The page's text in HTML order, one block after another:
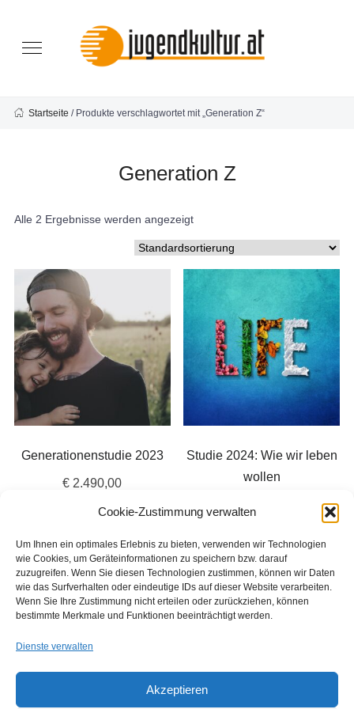
Cookie-Zustimmung verwalten
Um Ihnen ein optimales Erlebnis zu bieten, verwenden wir Technologien
wie Cookies, um Geräteinformationen zu speichern bzw. darauf
zuzugreifen. Wenn Sie diesen Technologien zustimmen, können wir Daten
wie das Surfverhalten oder eindeutige IDs auf dieser Website verarbeiten.
Wenn Sie Ihre Zustimmung nicht erteilen oder zurückziehen, können
bestimmte Merkmale und Funktionen beeinträchtigt werden.
Dienste verwalten
Akzeptieren
Startseite / Produkte verschlagwortet mit „Generation Z“
Generation Z
Alle 2 Ergebnisse werden angezeigt
Generationenstudie 2023
€ 2.490,00
Studie 2024: Wie wir leben
wollen
€1.390,00
In den Warenkorb
Copyright © 2026 Institut für Jugendkulturforschung